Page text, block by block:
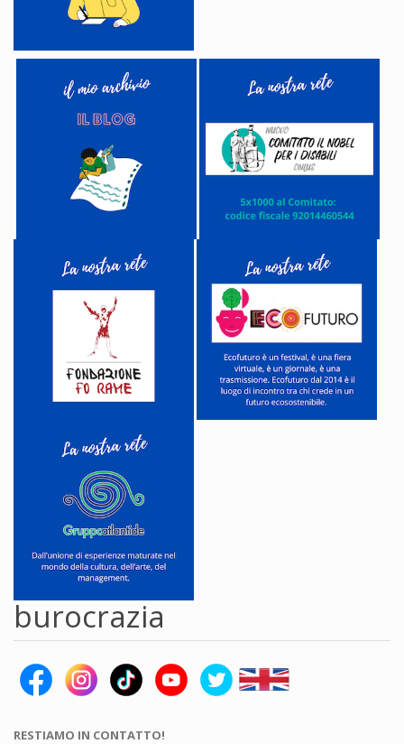
burocrazia
RESTIAMO IN CONTATTO!